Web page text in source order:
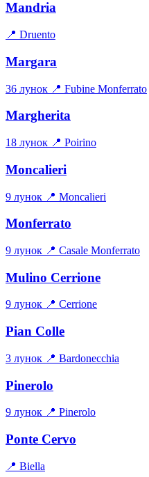
Mandria
📍 Druento
Margara
36 лунок 📍 Fubine Monferrato
Margherita
18 лунок 📍 Poirino
Moncalieri
9 лунок 📍 Moncalieri
Monferrato
9 лунок 📍 Casale Monferrato
Mulino Cerrione
9 лунок 📍 Cerrione
Pian Colle
3 лунок 📍 Bardonecchia
Pinerolo
9 лунок 📍 Pinerolo
Ponte Cervo
📍 Biella